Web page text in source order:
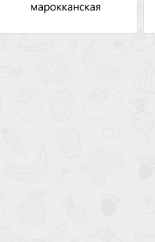
марокканская